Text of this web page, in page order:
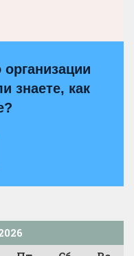
знаете, как